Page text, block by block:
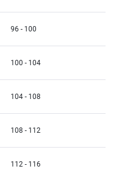
96 - 100
100 - 104
104 - 108
108 - 112
112 - 116